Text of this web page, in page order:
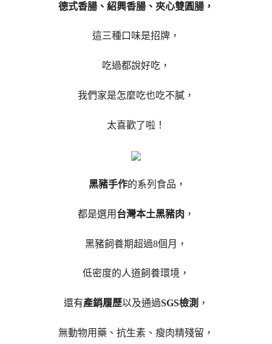
德式香腸、紹興香腸、夾心雙圓腸，
這三種口味是招牌，
吃過都說好吃，
我們家是怎麼吃也吃不膩，
太喜歡了啦！
黑豬手作的系列食品，
都是選用 台灣本土黑豬肉 ，
黑豬飼養期超過8個月，
低密度的人道飼養環境，
還有產銷履歷以及通過SGS檢測 ，
無動物用藥、抗生素、瘦肉精殘留，